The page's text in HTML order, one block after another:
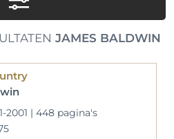
JAMES BALDWIN
2001 | 448 pagina's